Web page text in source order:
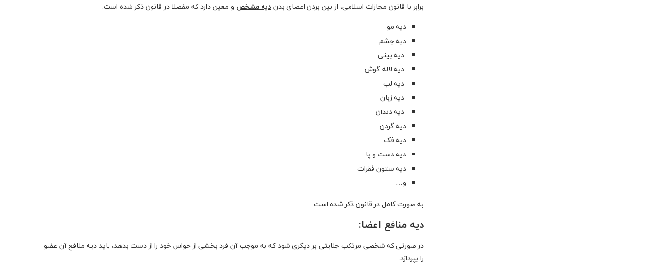
برابر با قانون مجازات اسلامی، از بین بردن اعضای بدندیه مشخص و معین دارد که مفصلا در قانون ذکر شده است.
دیه مو
دیه چشم
دیه بینی
دیه لاله گوش
دیه لب
دیه زبان
دیه دندان
دیه گردن
دیه فک
دیه دست و پا
دیه ستون فقرات
و…
به صورت کامل در قانون ذکر شده است .
دیه منافع اعضا:
در صورتی که شخصی مرتکب جنایتی بر دیگری شود که به موجب آن فرد بخشی از حواس خود را از دست بدهد، باید دیه منافع آن عضو
را بپردازد.
مهاجرت تحصیلی به فنلاند
مهاجرت تحصیلی فوری به کشور فنلاند برای ترم جدید